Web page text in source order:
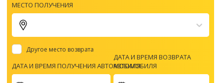
МЕСТО ПОЛУЧЕНИЯ
Другое место возврата
ДАТА И ВРЕМЯ ПОЛУЧЕНИЯ АВТОМОБИЛЯ
ДАТА И ВРЕМЯ ВОЗВРАТА
АВТОМОБИЛЯ